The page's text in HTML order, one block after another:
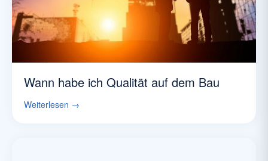
Wann habe ich Qualität auf dem Bau
Weiterlesen →